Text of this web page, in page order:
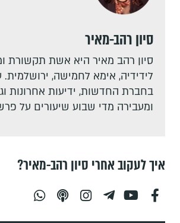
סיון רהב-מאיר
סיון רהב מאיר היא אשת תקשורת
לידידיה, אימא לחמישה, ירושלמית.
בחברת החדשות, ידיעות אחרונות
ומעבירה מדי שבוע שיעורים על
איך לעקוב אחרי סיון רהב-מאיר?